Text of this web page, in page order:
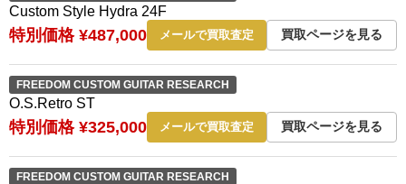
Custom Style Hydra 24F
特別価格 ¥487,000 メールで買取査定 買取ページを見る
FREEDOM CUSTOM GUITAR RESEARCH
O.S.Retro ST
特別価格 ¥325,000 メールで買取査定 買取ページを見る
FREEDOM CUSTOM GUITAR RESEARCH